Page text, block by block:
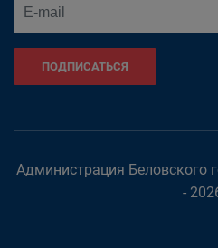
ПОДПИСАТЬСЯ
Администрация Беловского
-